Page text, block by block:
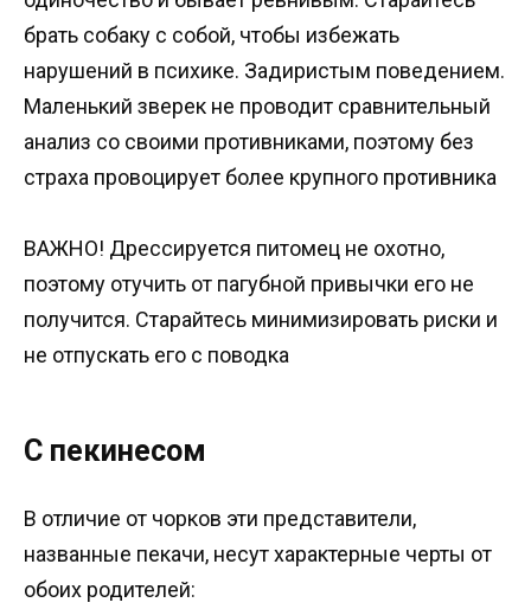
брать собаку с собой, чтобы избежать
нарушений в психике. Задиристым поведением.
Маленький зверек не проводит сравнительный
анализ со своими противниками, поэтому без
страха провоцирует более крупного противника
ВАЖНО! Дрессируется питомец не охотно,
поэтому отучить от пагубной привычки его не
получится. Старайтесь минимизировать риски и
не отпускать его с поводка
С пекинесом
В отличие от чорков эти представители,
названные пекачи, несут характерные черты от
обоих родителей: